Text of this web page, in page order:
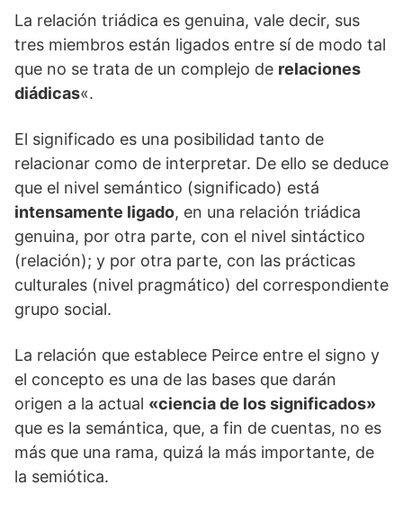
La relación triádica es genuina, vale decir, sus
tres miembros están ligados entre sí de modo tal
que no se trata de un complejo de relaciones
diádicas«.
El significado es una posibilidad tanto de
relacionar como de interpretar. De ello se deduce
que el nivel semántico (significado) está
intensamente ligado, en una relación triádica
genuina, por otra parte, con el nivel sintáctico
(relación); y por otra parte, con las prácticas
culturales (nivel pragmático) del correspondiente
grupo social.
La relación que establece Peirce entre el signo y
el concepto es una de las bases que darán
origen a la actual «ciencia de los significados»
que es la semántica, que, a fin de cuentas, no es
más que una rama, quizá la más importante, de
la semiótica.